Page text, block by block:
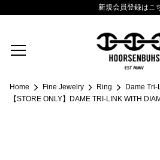
.925 Sterling
新規会員登録はこ
Home Fine Jewelry Ring
Dame Tri-
【STORE ONLY】DAME TRI-LINK WITH